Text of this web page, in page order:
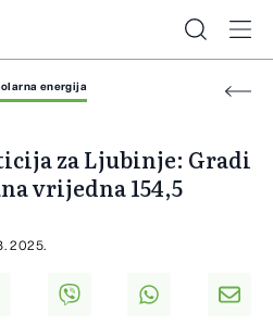
energija
za Ljubinje: Gradi
vrijedna 154,5
2025.